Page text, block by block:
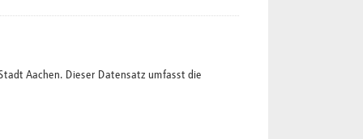
Aachen. Dieser Datensatz umfasst die